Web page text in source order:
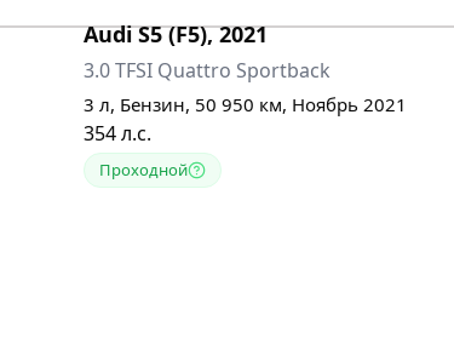
Audi S5 (F5), 2021
3.0 TFSI Quattro Sportback
3 л, Бензин, 50 950 км, Ноябрь 2021
354л.с.
Проходной